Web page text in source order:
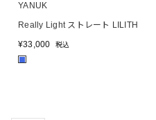
YANUK
Really Light ストレート LILITH
¥33,000 税込
■